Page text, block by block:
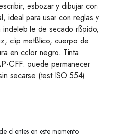
esbozar y dibujar con
ideal para usar con reglas y
indeleb le de secado rßpido,
clip metßlico, cuerpo de
en color negro. Tinta
OFF: puede permanecer
secarse (test ISO 554)
clientes en este momento.